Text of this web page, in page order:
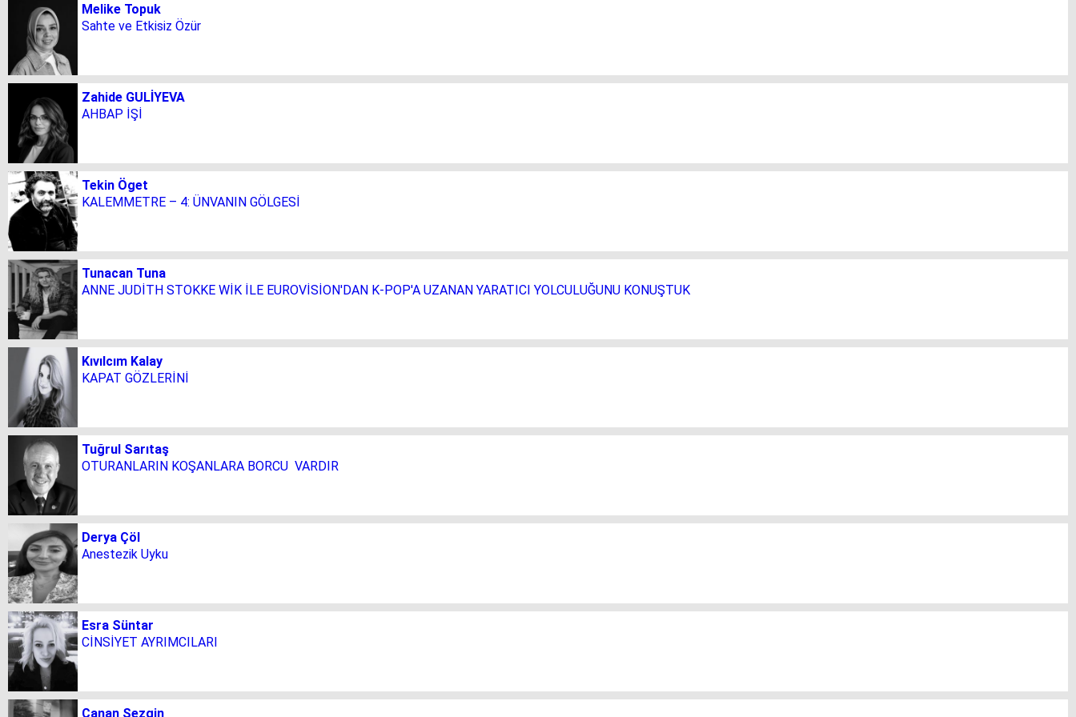
Melike Topuk
Sahte ve Etkisiz Özür
Zahide GULİYEVA
AHBAP İŞİ
Tekin Öget
KALEMMETRE – 4: ÜNVANIN GÖLGESİ
Tunacan Tuna
ANNE JUDİTH STOKKE WİK İLE EUROVİSİON'DAN K-POP'A UZANAN YARATICI YOLCULUĞUNU KONUŞTUK
Kıvılcım Kalay
KAPAT GÖZLERİNİ
Tuğrul Sarıtaş
OTURANLARIN KOŞANLARA BORCU VARDIR
Derya Çöl
Anestezik Uyku
Esra Süntar
CİNSİYET AYRIMCILARI
Canan Sezgin